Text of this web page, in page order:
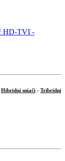
Hibridni sniači - Tribridni